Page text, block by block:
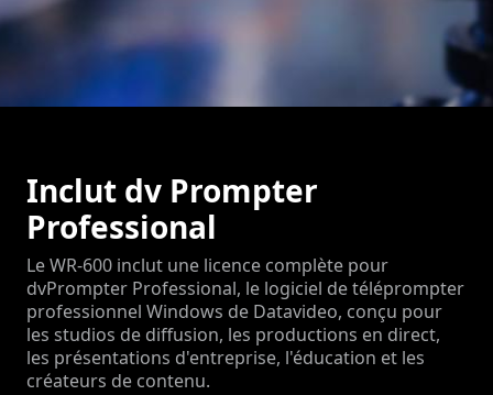
Inclut dv Prompter
Professional
Le WR-600 inclut une licence complète pour
dvPrompter Professional, le logiciel de téléprompter
professionnel Windows de Datavideo, conçu pour
les studios de diffusion, les productions en direct,
les présentations d'entreprise, l'éducation et les
créateurs de contenu.